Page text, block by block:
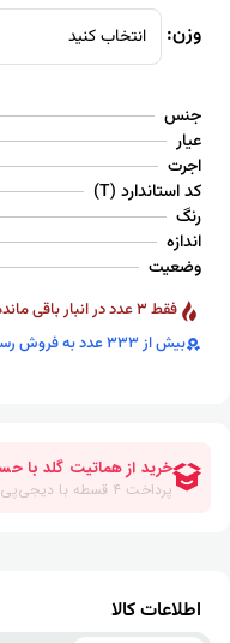
وزن: انتخاب کنید
جنس
عیار
اجرت
کد استاندارد (T)
رنگ
اندازه
وضعیت
فقط 3 عدد در انبار باقی مانده
بیش از 333 عدد به فروش رسیده است
اطلاعات کالا